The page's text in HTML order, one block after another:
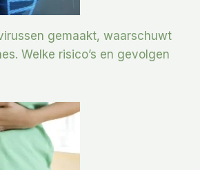
gemaakt, waarschuwt
Welke risico’s en gevolgen